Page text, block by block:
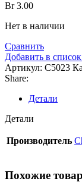
Br3.00
Нет в наличии
Сравнить
Добавить в
Артикул: C5023
Share:
Детали
Детали
Производитель
Похожие